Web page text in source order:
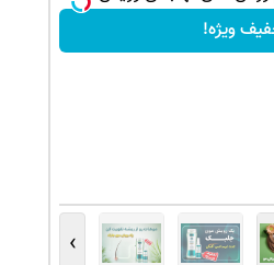
ویژه!
›